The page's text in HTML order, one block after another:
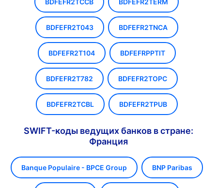
BDFEFR2TCCB BDFEFR2TERM
BDFEFR2T043 BDFEFR2TNCA
BDFEFR2T104 BDFEFRPPTIT
BDFEFR2T782 BDFEFR2TOPC
BDFEFR2TCBL BDFEFR2TPUB
SWIFT-коды ведущих банков в стране:
Франция
Banque Populaire - BPCE Group BNP Paribas